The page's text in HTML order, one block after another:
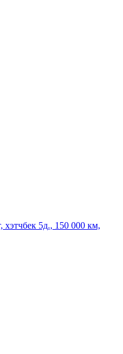
хэтчбек 5д., 150 000 км,